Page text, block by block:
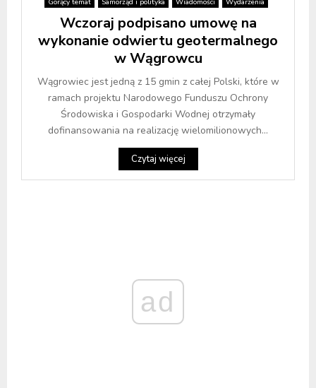
Gorący temat Samorząd i polityka Wiadomości Wydarzenia
Wczoraj podpisano umowę na
wykonanie odwiertu geotermalnego
w Wągrowcu
Wągrowiec jest jedną z 15 gmin z całej Polski, które w
ramach projektu Narodowego Funduszu Ochrony
Środowiska i Gospodarki Wodnej otrzymały
dofinansowania na realizację wielomilionowych...
Czytaj więcej
ad